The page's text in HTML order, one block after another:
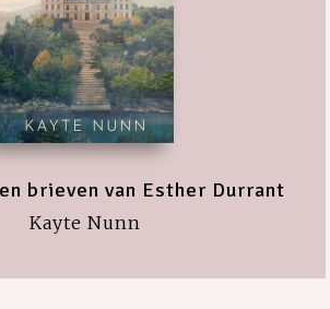
brieven van Esther Durrant
Kayte Nunn